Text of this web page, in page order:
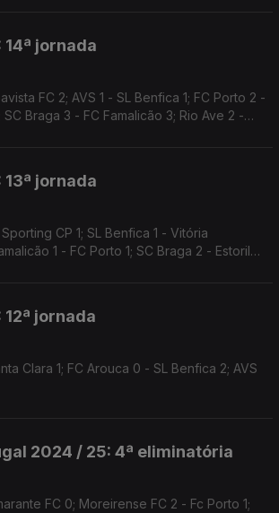
jornada
FC 2; AVS 1 - SL Benfica 1; FC Porto 2 -
Braga 3 - FC Famalicão 3; Rio Ave 2 -
jornada
CP 1; SL Benfica 1 - Vitória
1 - FC Porto 1; SC Braga 2 - Estoril
jornada
Clara 1; FC Arouca 0 - SL Benfica 2; AVS
2024 / 25: 4ª eliminatória
FC 0; Moreirense FC 2 - Fc Porto 1;